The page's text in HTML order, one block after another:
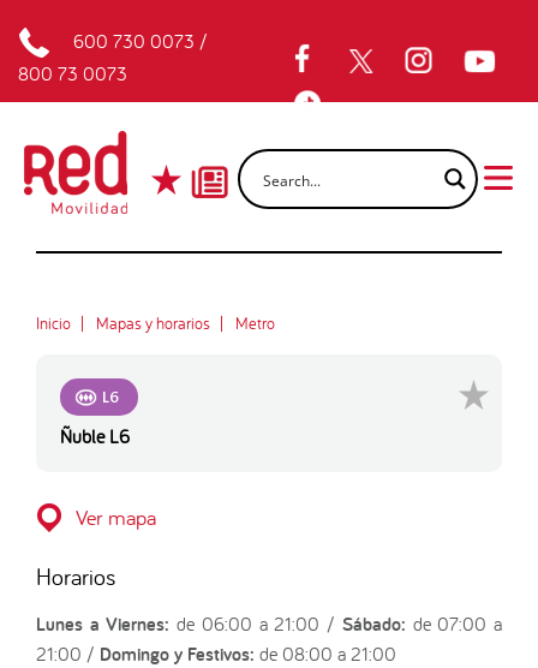
600 730 0073 /
800 73 0073
Inicio Mapas y horarios Metro
L6
Ñuble L6
Ver mapa
Horarios
Lunes a Viernes: de 06:00 a 21:00 / Sábado: de 07:00 a
21:00 / Domingo y Festivos: de 08:00 a 21:00